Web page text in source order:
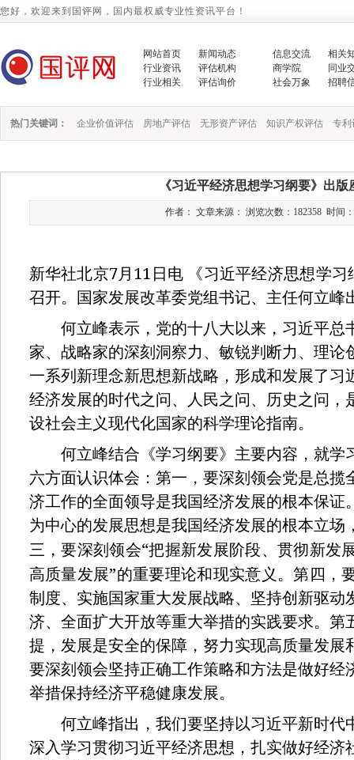
您好，欢迎来到国评网，国内最权威专业性资讯平台！
网站首页
新闻动态
行业资讯
评估机构
行业相关
评估询价
信息交流
相关
商学院
同业
社会万象
招聘
热门关键词： 企业价值评估 房地产评估 无形资产评估 知识产权评估 专利
《习近平经济思想学习纲要》出
作者： 文章来源： 浏览次数：182358 时间
新华社北京7月 11 日电
《习近平经济思想学
召开。国家发展改革委党组书记、主任何立峰
何立峰表示，党的十八大以来，习近平总
家、战略家的深刻洞察力、敏锐判断力、理论
一系列新理念新思想新战略，形成和发展了习
经济发展的时代之问、人民之问、历史之问，
设社会主义现代化国家的科学理论指南。
何立峰结合《学习纲要》主要内容，就学
六方面认识体会：第一，要深刻领会党是总揽
济工作的全面领导是我国经济发展的根本保证
为中心的发展思想是我国经济发展的根本立场
三，要深刻领会“把握新发展阶段、贯彻新发
高质量发展”的重要理论和现实意义。第四，
制度、实施国家重大发展战略、坚持创新驱动
济、全面扩大开放等重大举措的实践要求。第
提，发展是安全的保障，努力实现高质量发展
要深刻领会坚持正确工作策略和方法是做好经
举措保持经济平稳健康发展。
何立峰指出，我们要坚持以习近平新时代
深入学习贯彻习近平经济思想，扎实做好经济